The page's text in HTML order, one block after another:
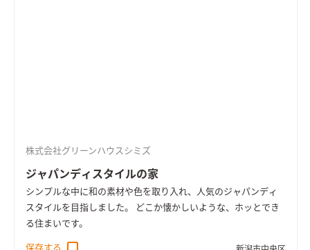
株式会社グリーンハウスシミズ
ジャパンディスタイルの家
シンプルな中に和の素材や色を取り入れ、人気のジャパンディ
スタイルを目指しました。 どこか懐かしいような、ホッとでき
る住まいです。
保存する